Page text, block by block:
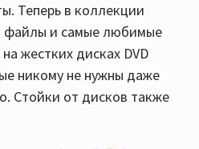
Теперь в коллекции
файлы и самые любимые
жестких дисках DVD
никому не нужны даже
Стойки от дисков также